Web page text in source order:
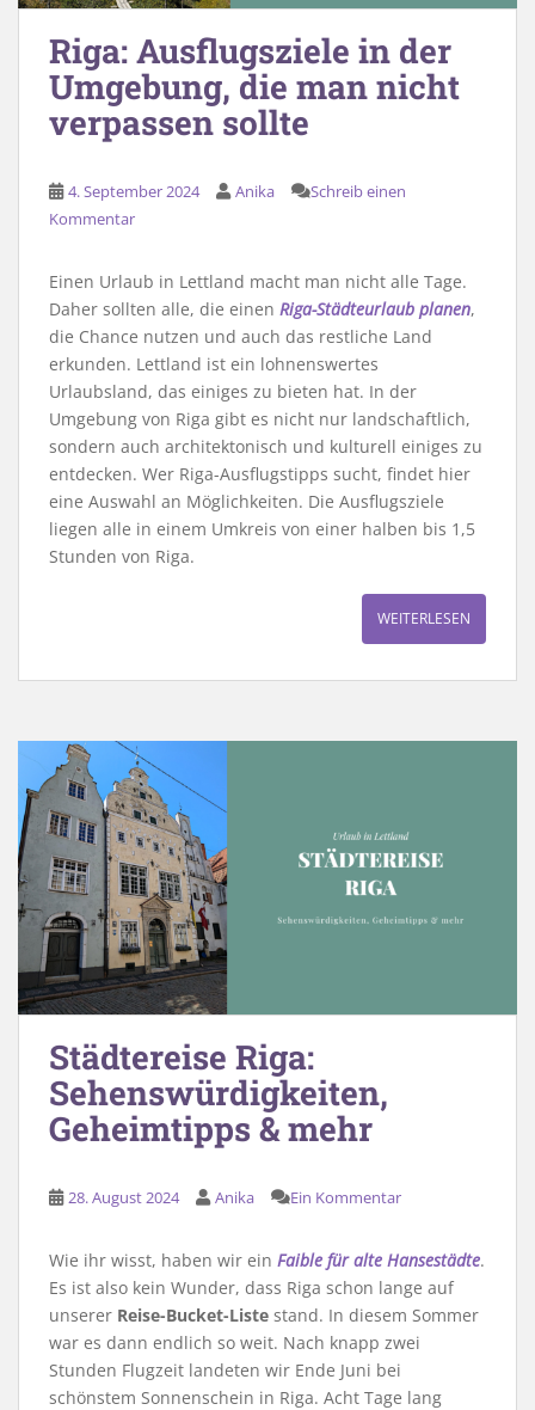
Riga: Ausflugsziele in der
Umgebung, die man nicht
verpassen sollte
4. September 2024 Anika
Schreib einen
Kommentar
Einen Urlaub in Lettland macht man nicht alle Tage.
Daher sollten alle, die einen Riga-Städteurlaub planen,
die Chance nutzen und auch das restliche Land
erkunden. Lettland ist ein lohnenswertes
Urlaubsland, das einiges zu bieten hat. In der
Umgebung von Riga gibt es nicht nur landschaftlich,
sondern auch architektonisch und kulturell einiges zu
entdecken. Wer Riga-Ausflugstipps sucht, findet hier
eine Auswahl an Möglichkeiten. Die Ausflugsziele
liegen alle in einem Umkreis von einer halben bis 1,5
Stunden von Riga.
WEITERLESEN
Städtereise Riga:
Sehenswürdigkeiten,
Geheimtipps & mehr
28. August 2024 Anika Ein Kommentar
Wie ihr wisst, haben wir ein Faible für alte Hansestädte.
Es ist also kein Wunder, dass Riga schon lange auf
unserer Reise-Bucket-Liste stand. In diesem Sommer
war es dann endlich so weit. Nach knapp zwei
Stunden Flugzeit landeten wir Ende Juni bei
schönstem Sonnenschein in Riga. Acht Tage lang